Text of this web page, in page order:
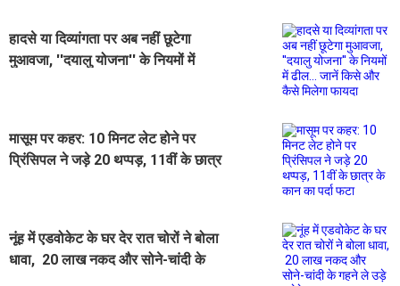
हादसे या दिव्यांगता पर अब नहीं छूटेगा
मुआवजा, ''दयालु योजना'' के नियमों में
मासूम पर कहर: 10 मिनट लेट होने पर
प्रिंसिपल ने जड़े 20 थप्पड़, 11वीं के छात्र
नूंह में एडवोकेट के घर देर रात चोरों ने बोला
धावा, 20 लाख नकद और सोने-चांदी के